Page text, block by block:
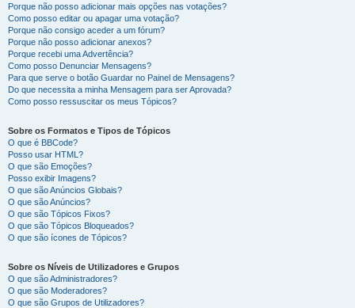
Porque não posso adicionar mais opções nas votações?
Como posso editar ou apagar uma votação?
Porque não consigo aceder a um fórum?
Porque não posso adicionar anexos?
Porque recebi uma Advertência?
Como posso Denunciar Mensagens?
Para que serve o botão Guardar no Painel de Mensagens?
Do que necessita a minha Mensagem para ser Aprovada?
Como posso ressuscitar os meus Tópicos?
Sobre os Formatos e Tipos de Tópicos
O que é BBCode?
Posso usar HTML?
O que são Emoções?
Posso exibir Imagens?
O que são Anúncios Globais?
O que são Anúncios?
O que são Tópicos Fixos?
O que são Tópicos Bloqueados?
O que são ícones de Tópicos?
Sobre os Níveis de Utilizadores e Grupos
O que são Administradores?
O que são Moderadores?
O que são Grupos de Utilizadores?